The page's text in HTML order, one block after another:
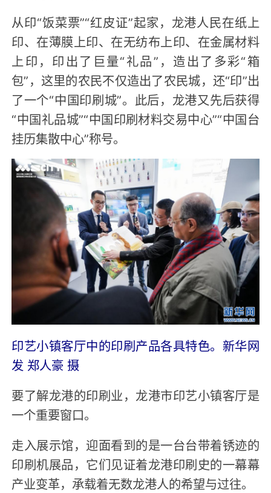
从印“饭菜票”“红皮证”起家，龙港人民在纸上
印、在薄膜上印、在无纺布上印、在金属材料
上印，印出了巨量“礼品”，造出了多彩“箱
包”，这里的农民不仅造出了农民城，还“印”出
了一个“中国印刷城”。此后，龙港又先后获得
“中国礼品城”“中国印刷材料交易中心”“中国台
挂历集散中心”称号。
印艺小镇客厅中的印刷产品各具特色。新华网
发 郑人豪 摄
要了解龙港的印刷业，龙港市印艺小镇客厅是
一个重要窗口。
走入展示馆，迎面看到的是一台台带着锈迹的
印刷机展品，它们见证着龙港印刷史的一幕幕
产业变革，承载着无数龙港人的希望与过往。